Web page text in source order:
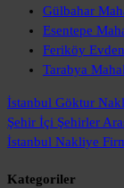
Gülbahar
Esentepe
Feriköy
Tarabya
İstanbul Göktur
Şehir İçi Şehirler
İstanbul Nakliye
Kategoriler